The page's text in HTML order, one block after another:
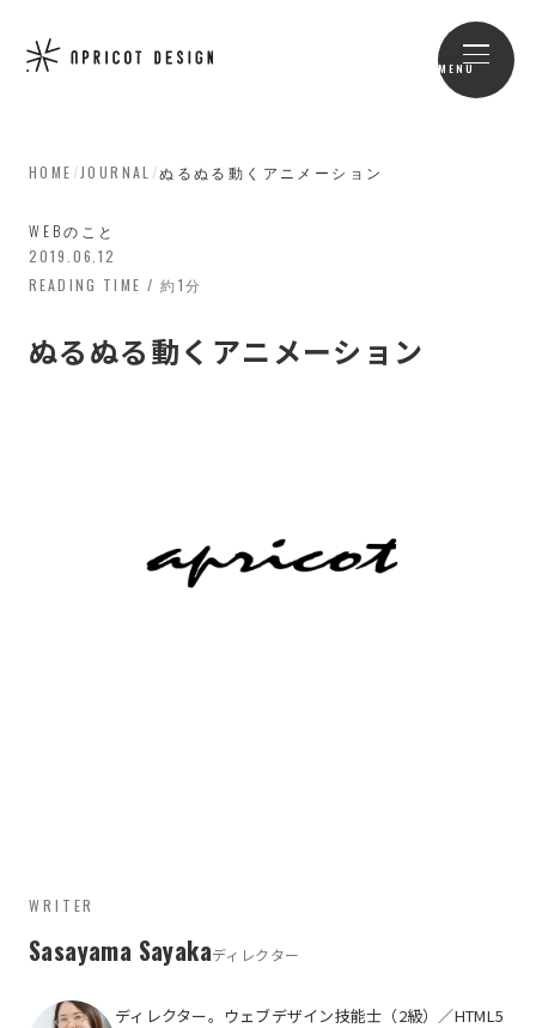
MENU
HOME /JOURNAL /ぬるぬる動くアニメーション
WEBのこと
2019.06.12
READING TIME / 約1分
ぬるぬる動くアニメーション
WRITER
Sasayama Sayakaディレクター
ディレクター。ウェブデザイン技能士（2級）／HTML5